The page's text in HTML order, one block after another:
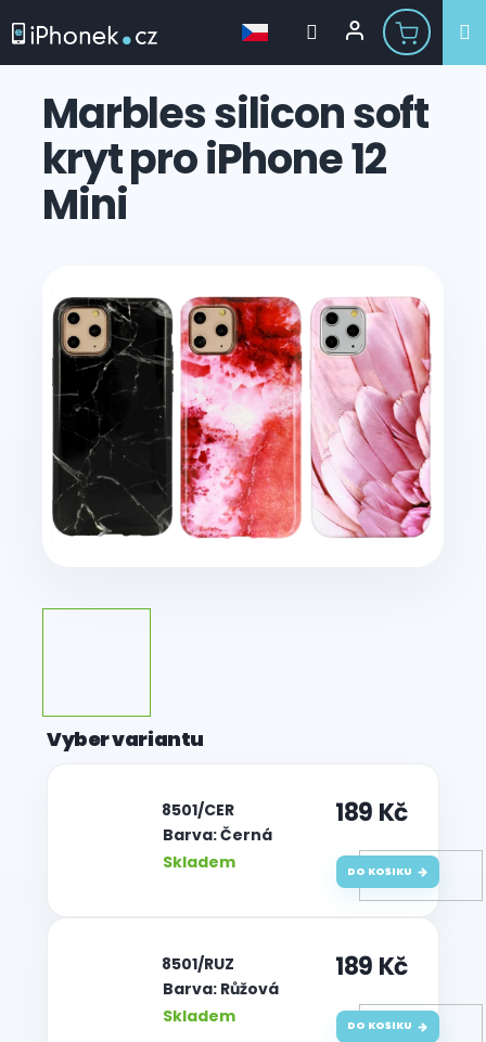
Marbles silicon soft
kryt pro iPhone 12
Mini
Barva: Černá
Skladem
| 8501/CER 189 Kč
DO KOŠÍKU
Barva: Růžová
Skladem
| 8501/RUZ 189 Kč
DO KOŠÍKU